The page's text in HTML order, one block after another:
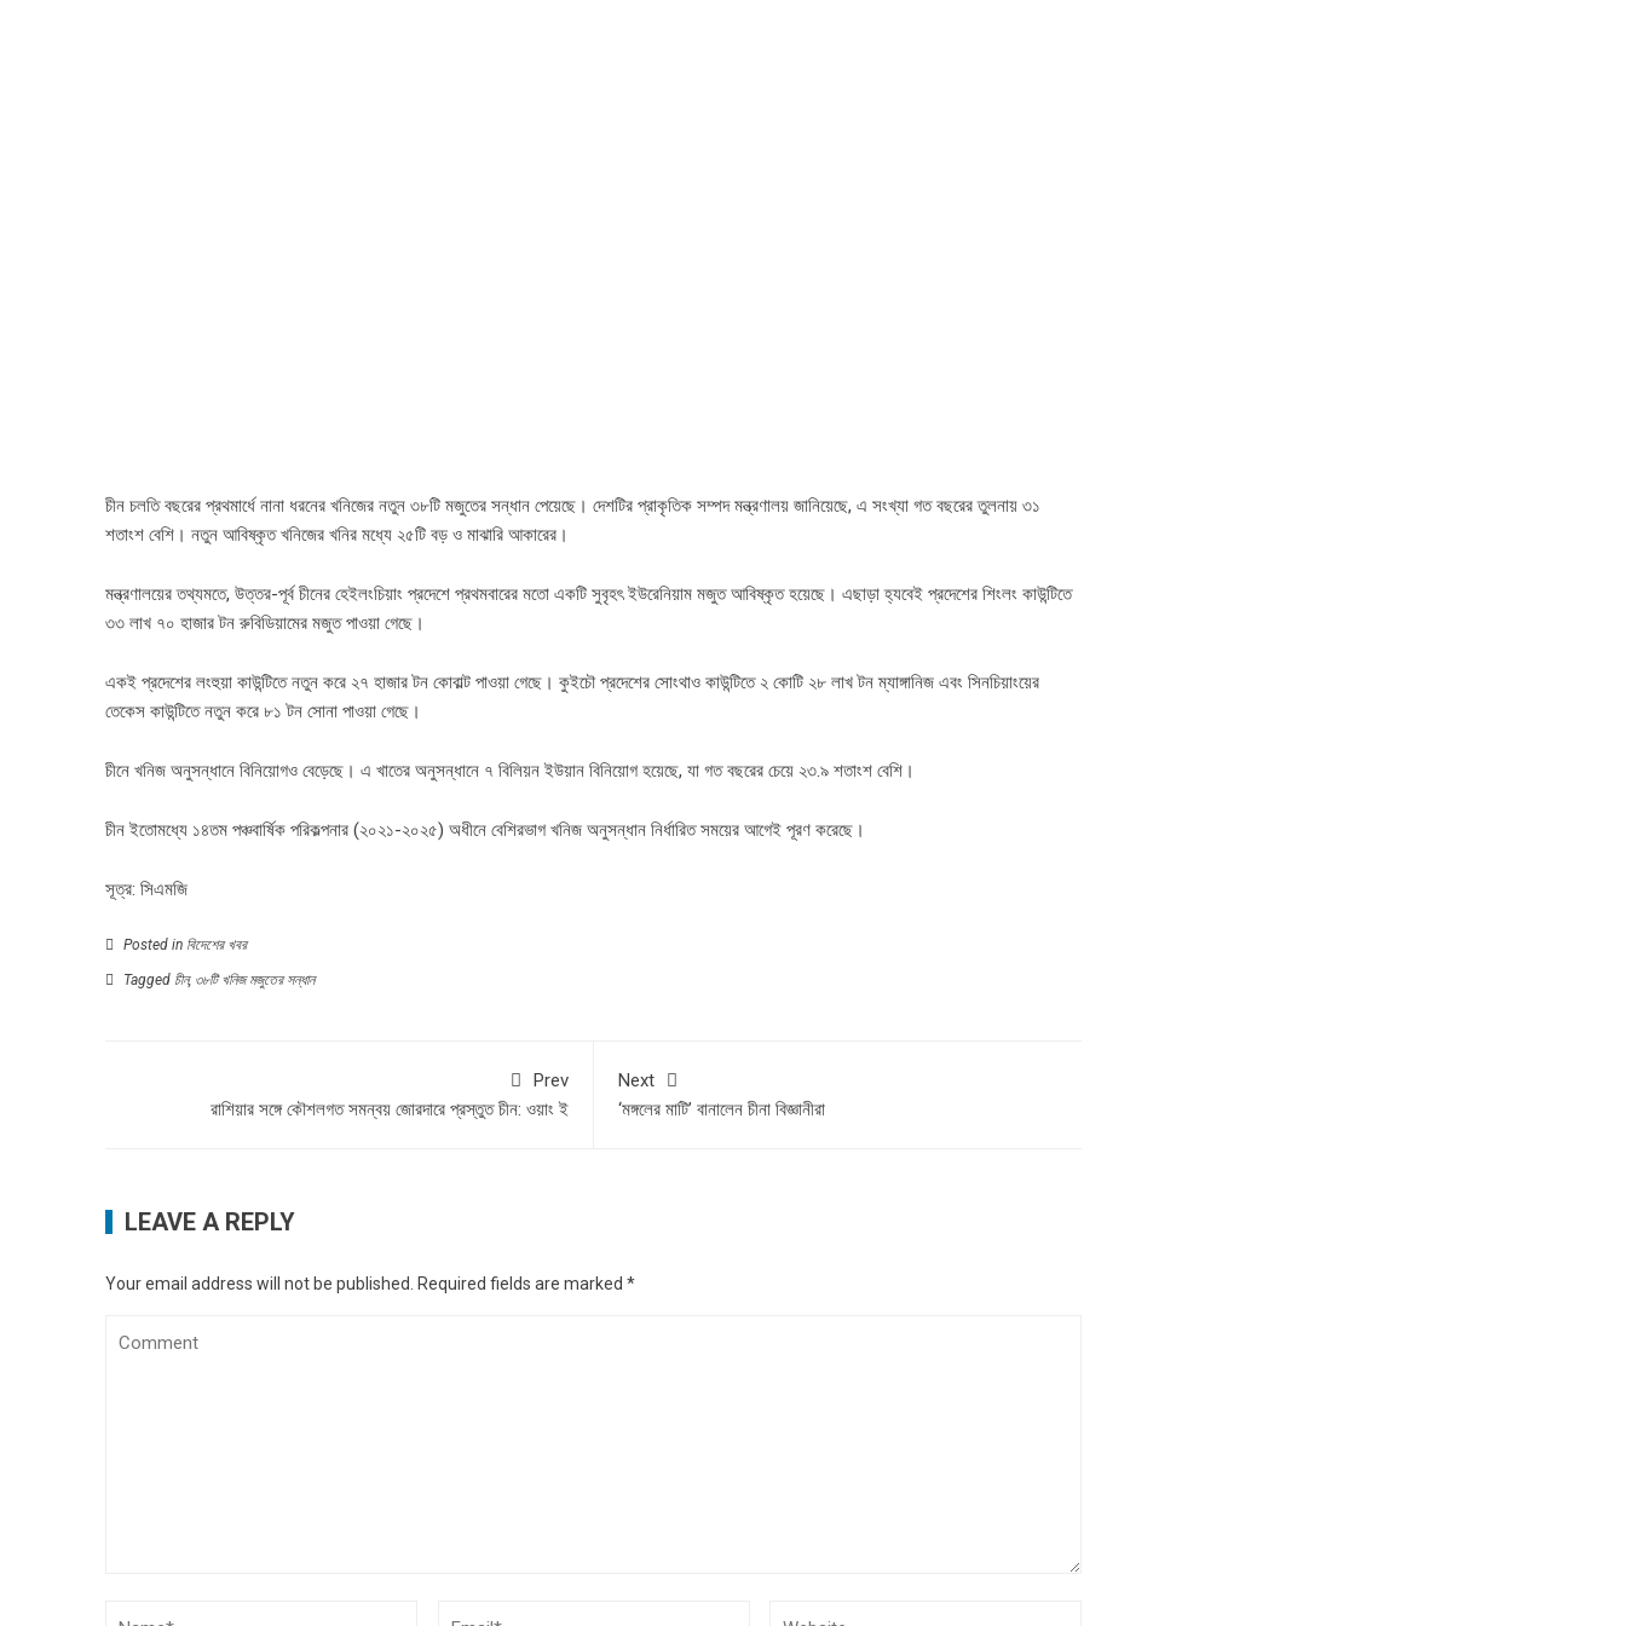
চীন চলতি বছরের প্রথমার্ধে নানা ধরনের খনিজের নতুন ৩৮টি মজুতের সন্ধান পেয়েছে। দেশটির প্রাকৃতিক সম্পদ মন্ত্রণালয় জানিয়েছে, এ সংখ্যা গত বছরের তুলনায় ৩১
শতাংশ বেশি। নতুন আবিষ্কৃত খনিজের খনির মধ্যে ২৫টি বড় ও মাঝারি আকারের।
মন্ত্রণালয়ের তথ্যমতে, উত্তর-পূর্ব চীনের হেইলংচিয়াং প্রদেশে প্রথমবারের মতো একটি সুবৃহৎ ইউরেনিয়াম মজুত আবিষ্কৃত হয়েছে। এছাড়া হ্যবেই প্রদেশের শিংলং কাউন্টিতে
৩৩ লাখ ৭০ হাজার টন রুবিডিয়ামের মজুত পাওয়া গেছে।
একই প্রদেশের লংহুয়া কাউন্টিতে নতুন করে ২৭ হাজার টন কোবাল্ট পাওয়া গেছে। কুইচৌ প্রদেশের সোংথাও কাউন্টিতে ২ কোটি ২৮ লাখ টন ম্যাঙ্গানিজ এবং সিনচিয়াংয়ের
তেকেস কাউন্টিতে নতুন করে ৮১ টন সোনা পাওয়া গেছে।
চীনে খনিজ অনুসন্ধানে বিনিয়োগও বেড়েছে। এ খাতের অনুসন্ধানে ৭ বিলিয়ন ইউয়ান বিনিয়োগ হয়েছে, যা গত বছরের চেয়ে ২৩.৯ শতাংশ বেশি।
চীন ইতোমধ্যে ১৪তম পঞ্চবার্ষিক পরিকল্পনার (২০২১-২০২৫) অধীনে বেশিরভাগ খনিজ অনুসন্ধান নির্ধারিত সময়ের আগেই পূরণ করেছে।
সূত্র: সিএমজি
Posted in বিদেশের খবর
Tagged চীন, ৩৮টি খনিজ মজুতের সন্ধান
Prev
রাশিয়ার সঙ্গে কৌশলগত সমন্বয় জোরদারে প্রস্তুত চীন: ওয়াং ই
Next
‘মঙ্গলের মাটি’ বানালেন চীনা বিজ্ঞানীরা
LEAVE A REPLY
Your email address will not be published. Required fields are marked *